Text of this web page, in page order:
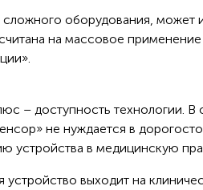
оборудования, может
на массовое
– доступность технологии.
не нуждается в
устройства в медицинскую
выходит на